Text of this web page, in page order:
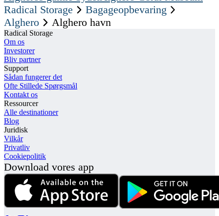
Radical Storage
Bagageopbevaring
Alghero
Alghero havn
Radical Storage
Om os
Investorer
Bliv partner
Support
Sådan fungerer det
Ofte Stillede Spørgsmål
Kontakt os
Ressourcer
Alle destinationer
Blog
Juridisk
Vilkår
Privatliv
Cookiepolitik
Download vores app